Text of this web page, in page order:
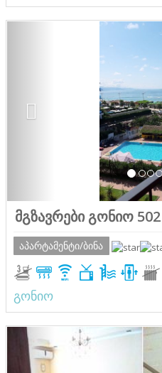
მგზავრები გონიო 502
აპარტამენტი/ბინა
გონიო
Previous